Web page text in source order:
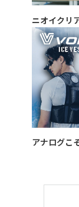
ニオイクリ
アナログこ